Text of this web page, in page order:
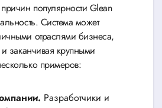
популярности Glean
Система может
отраслями бизнеса,
и заканчивая крупными
примеров:
Разработчики и